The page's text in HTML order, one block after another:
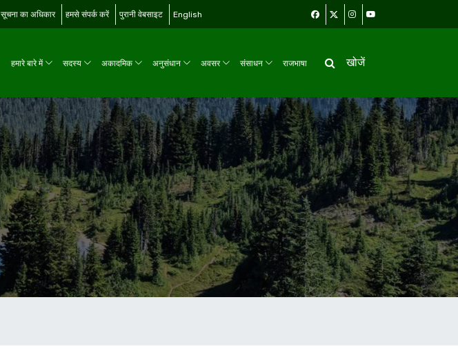
सूचना का अधिकार हमसे संपर्क करें पुरानी वेबसाइट English
हमारे बारे में सदस्य अकादमिक अनुसंधान अवसर संसाधन राजभाषा खोजें